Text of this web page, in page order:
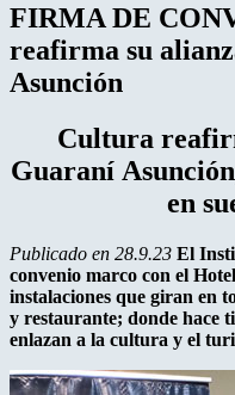
FIRMA DE
reafirma su
Asunción
Cultura
Guaraní
en
Publicado en 28.9.23 El
convenio marco con el
instalaciones que giran en
y restaurante; donde hace
enlazan a la cultura y el